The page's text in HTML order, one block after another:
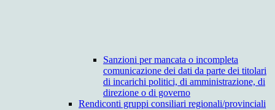
Sanzioni per mancata o incompleta
comunicazione dei dati da parte dei titolari
di incarichi politici, di amministrazione, di
direzione o di governo
Rendiconti gruppi consiliari regionali/provinciali